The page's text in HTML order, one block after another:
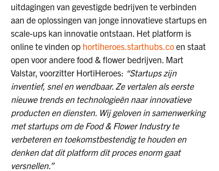
uitdagingen van gevestigde bedrijven te verbinden
aan de oplossingen van jonge innovatieve startups en
scale-ups kan innovatie ontstaan. Het platform is
online te vinden op hortiheroes.starthubs.coen staat
open voor andere food & flower bedrijven. Mart
Valstar, voorzitter HortiHeroes: “Startups zijn
inventief, snel en wendbaar. Ze vertalen als eerste
nieuwe trends en technologieën naar innovatieve
producten en diensten. Wij geloven in samenwerking
met startups om de Food & Flower Industry te
verbeteren en toekomstbestendig te houden en
denken dat dit platform dit proces enorm gaat
versnellen.”